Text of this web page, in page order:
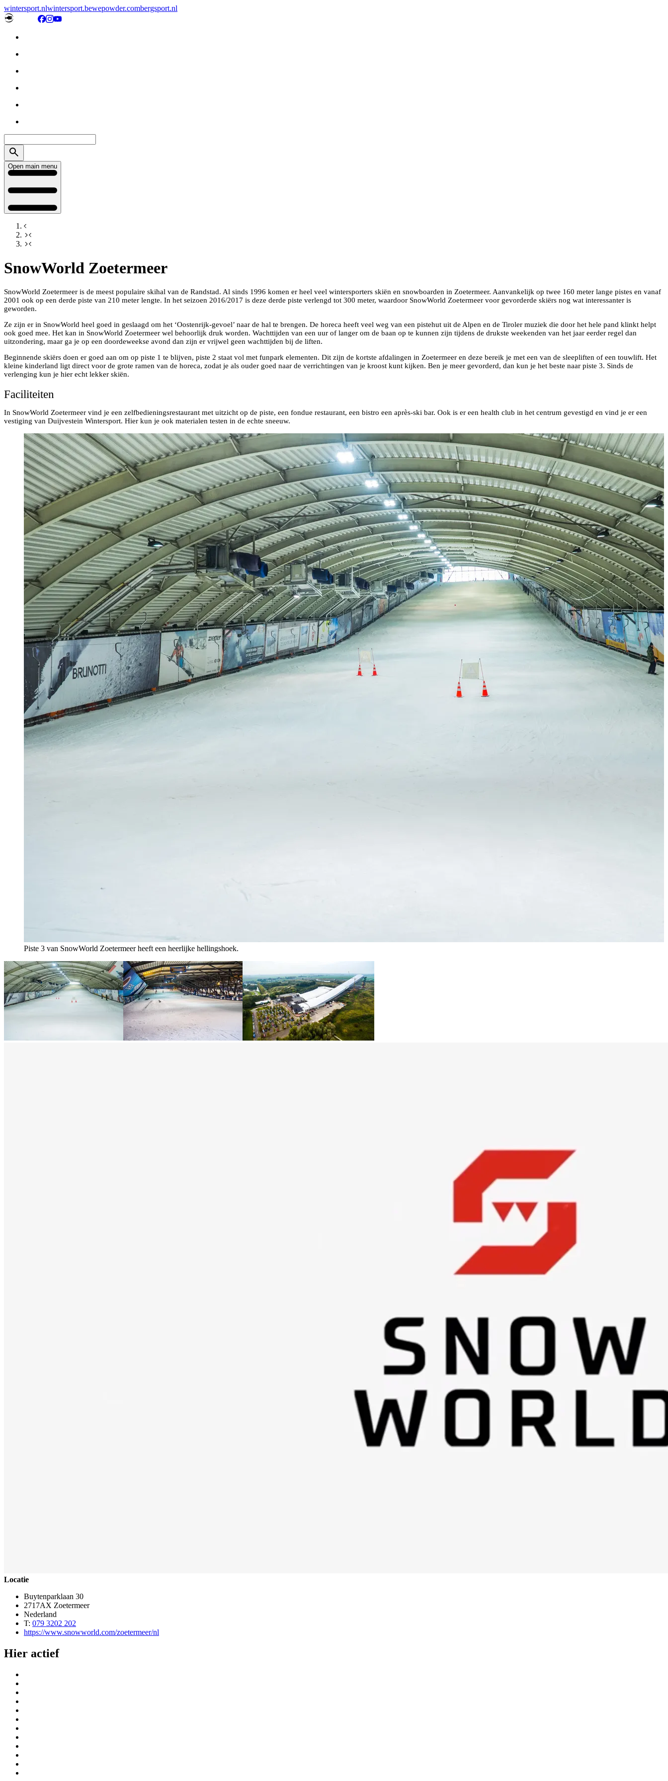
wintersport.nlwintersport.bewepowder.combergsport.nl
Open main menu
SnowWorld Zoetermeer
SnowWorld Zoetermeer is de meest populaire skihal van de Randstad. Al sinds 1996 komen er heel veel wintersporters skiën en snowboarden in Zoetermeer. Aanvankelijk op twee 160 meter lange pistes en vanaf
2001 ook op een derde piste van 210 meter lengte. In het seizoen 2016/2017 is deze derde piste verlengd tot 300 meter, waardoor SnowWorld Zoetermeer voor gevorderde skiërs nog wat interessanter is
geworden.
Ze zijn er in SnowWorld heel goed in geslaagd om het ‘Oostenrijk-gevoel’ naar de hal te brengen. De horeca heeft veel weg van een pistehut uit de Alpen en de Tiroler muziek die door het hele pand klinkt helpt
ook goed mee. Het kan in SnowWorld Zoetermeer wel behoorlijk druk worden. Wachttijden van een uur of langer om de baan op te kunnen zijn tijdens de drukste weekenden van het jaar eerder regel dan
uitzondering, maar ga je op een doordeweekse avond dan zijn er vrijwel geen wachttijden bij de liften.
Beginnende skiërs doen er goed aan om op piste 1 te blijven, piste 2 staat vol met funpark elementen. Dit zijn de kortste afdalingen in Zoetermeer en deze bereik je met een van de sleepliften of een touwlift. Het
kleine kinderland ligt direct voor de grote ramen van de horeca, zodat je als ouder goed naar de verrichtingen van je kroost kunt kijken. Ben je meer gevorderd, dan kun je het beste naar piste 3. Sinds de
verlenging kun je hier echt lekker skiën.
Faciliteiten
In SnowWorld Zoetermeer vind je een zelfbedieningsrestaurant met uitzicht op de piste, een fondue restaurant, een bistro een après-ski bar. Ook is er een health club in het centrum gevestigd en vind je er een
vestiging van Duijvestein Wintersport. Hier kun je ook materialen testen in de echte sneeuw.
Piste 3 van SnowWorld Zoetermeer heeft een heerlijke hellingshoek.
Locatie
Buytenparklaan 30
2717AX Zoetermeer
Nederland
T: 079 3202 202
https://www.snowworld.com/zoetermeer/nl
Hier actief